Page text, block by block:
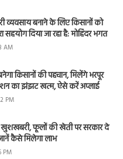
व्यवसाय बनाने के लिए किसानों को
सहयोग दिया जा रहा है: मोहिंदर भगत
AM
किसानों की पहचान, मिलेंगे भरपूर
का झंझट खत्म, ऐसे करें अप्लाई
PM
खुशखबरी, फूलों की खेती पर सरकार दे
कैसे मिलेगा लाभ
PM